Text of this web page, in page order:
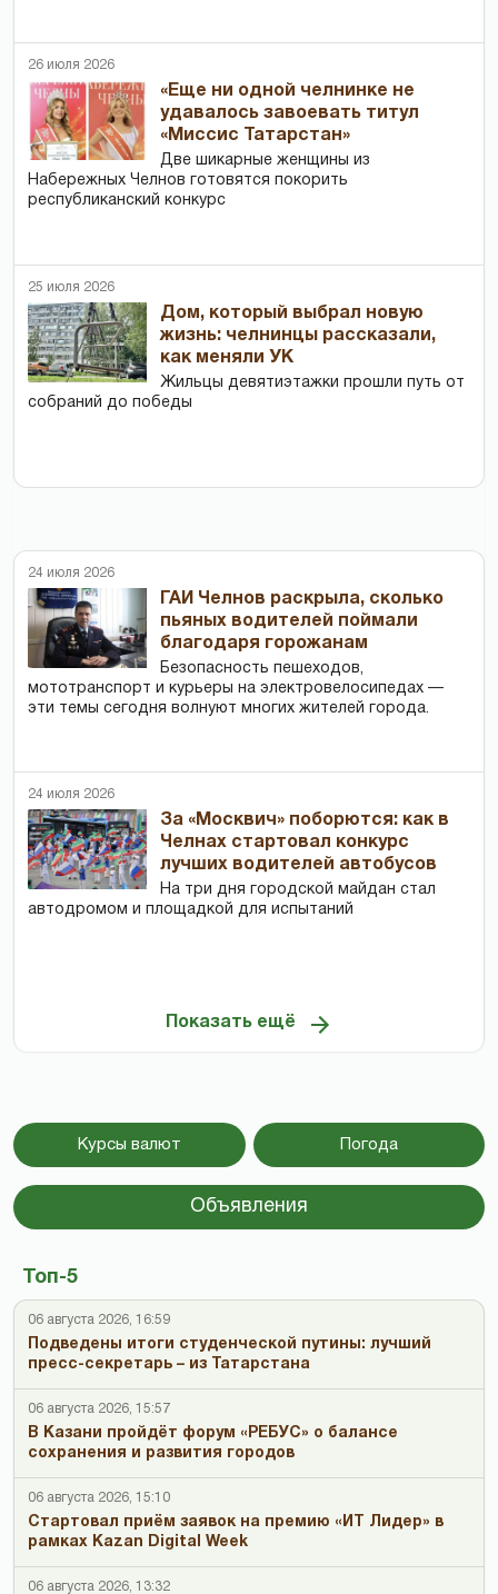
26 июля 2026
«Еще ни одной челнинке не
удавалось завоевать титул
«Миссис Татарстан»
Две шикарные женщины из
Набережных Челнов готовятся покорить
республиканский конкурс
25 июля 2026
Дом, который выбрал новую
жизнь: челнинцы рассказали,
как меняли УК
Жильцы девятиэтажки прошли путь от
собраний до победы
24 июля 2026
ГАИ Челнов раскрыла, сколько
пьяных водителей поймали
благодаря горожанам
Безопасность пешеходов,
мототранспорт и курьеры на электровелосипедах —
эти темы сегодня волнуют многих жителей города.
24 июля 2026
За «Москвич» поборются: как в
Челнах стартовал конкурс
лучших водителей автобусов
На три дня городской майдан стал
автодромом и площадкой для испытаний
Показать ещё
Курсы валют Погода
Объявления
Топ-5
06 августа 2026, 16:59
Подведены итоги студенческой путины: лучший
пресс-секретарь – из Татарстана
06 августа 2026, 15:57
В Казани пройдёт форум «РЕБУС» о балансе
сохранения и развития городов
06 августа 2026, 15:10
Стартовал приём заявок на премию «ИТ Лидер» в
рамках Kazan Digital Week
06 августа 2026, 13:32